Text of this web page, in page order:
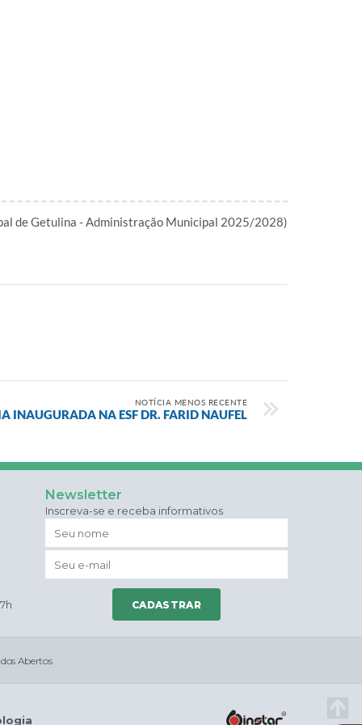
de Getulina - Administração Municipal 2025/2028)
NOTÍCIA MENOS RECENTE
INAUGURADA NA ESF DR. FARID NAUFEL
Newsletter
Inscreva-se e receba informativos
CADASTRAR
Abertos